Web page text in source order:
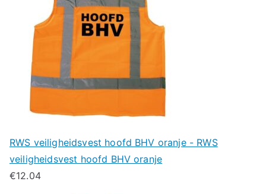
RWS veiligheidsvest hoofd BHV oranje - RWS
veiligheidsvest hoofd BHV oranje
€12.04